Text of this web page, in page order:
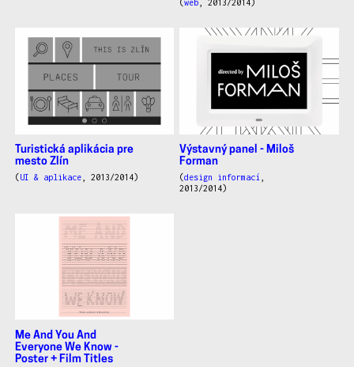
(web , 2013/2014)
Turistická aplikácia pre
mesto Zlín
(UI & aplikace, 2013/2014)
Výstavný panel - Miloš
Forman
(design informací
2013/2014)
Me And You And
Everyone We Know -
Poster + Film Titles